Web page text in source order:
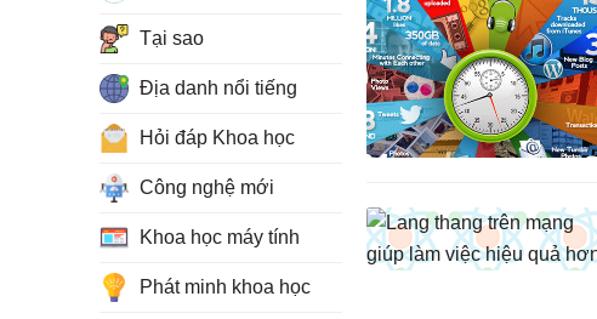
Tại sao
Địa danh nổi tiếng
Hỏi đáp Khoa học
Công nghệ mới
Khoa học máy tính
Phát minh khoa học